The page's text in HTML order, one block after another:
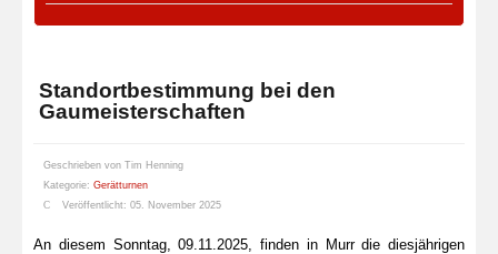
Standortbestimmung bei den
Gaumeisterschaften
Geschrieben von Tim Henning
Kategorie: Gerätturnen
Veröffentlicht: 05. November 2025
An diesem Sonntag, 09.11.2025, finden in Murr die diesjährigen